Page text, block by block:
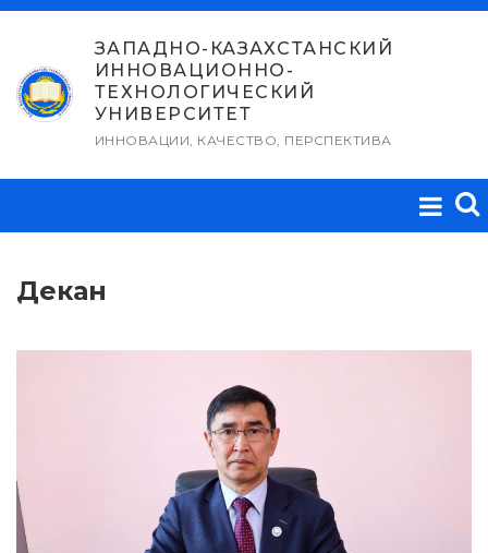
Перейти
содержимому
ЗАПАДНО-КАЗАХСТАНСКИЙ
ИННОВАЦИОННО-
ТЕХНОЛОГИЧЕСКИЙ
УНИВЕРСИТЕТ
ИННОВАЦИИ, КАЧЕСТВО, ПЕРСПЕКТИВА
Декан